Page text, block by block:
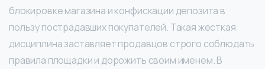
блокировке магазина и конфискации депозита в
пользу пострадавших покупателей. Такая жесткая
дисциплина заставляет продавцов строго соблюдать
правила площадки и дорожить своим именем. В